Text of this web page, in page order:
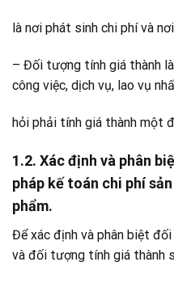
là nơi phát sinh chi phí và
– Đối tượng tính giá thành
công việc, dịch vụ, lao vụ
hỏi phải tính giá thành một
1.2. Xác định và phân
pháp kế toán chi phí
phẩm.
Để xác định và phân biệt
và đối tượng tính giá thành